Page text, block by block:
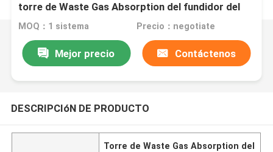
torre de Waste Gas Absorption del fundidor del
oro
MOQ：1 sistema Precio：negotiate
Mejor precio Contáctenos
DESCRIPCIóN DE PRODUCTO
Torre de Waste Gas Absorption del